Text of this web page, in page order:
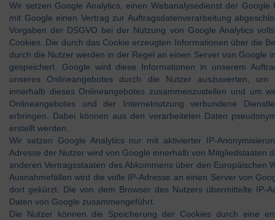
Wir setzen Google Analytics, einen Webanalysedienst der Google
mit Google einen Vertrag zur Auftragsdatenverarbeitung
Vorgaben der DSGVO bei der Nutzung von Google Analytics
Cookies. Die durch das Cookie erzeugten Informationen über die
durch die Nutzer werden in der Regel an einen Server von Google
gespeichert. Google wird diese Informationen in unserem
unseres Onlineangebotes durch die Nutzer auszuwerten,
innerhalb dieses Onlineangebotes zusammenzustellen und um
Onlineangebotes und der Internetnutzung verbundene
erbringen. Dabei können aus den verarbeiteten Daten
erstellt werden.
Wir setzen Google Analytics nur mit aktivierter IP-
Adresse der Nutzer wird von Google innerhalb von Mitgliedstaaten
anderen Vertragsstaaten des Abkommens über den Europäischen
Ausnahmefällen wird die volle IP-Adresse an einen Server von
dort gekürzt. Die von dem Browser des Nutzers übermittelte IP-
Daten von Google zusammengeführt.
Die Nutzer können die Speicherung der Cookies durch eine